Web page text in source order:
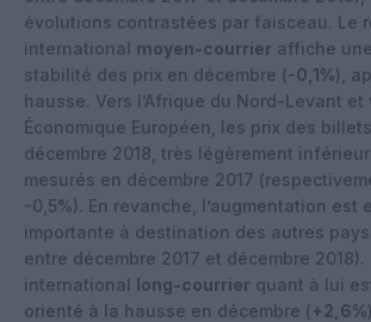
évolutions contrastées par faisceau. Le
international moyen-courrier affiche
stabilité des prix en décembre (-0,1%),
hausse. Vers l’Afrique du Nord-Levant et
Économique Européen, les prix des
décembre 2018, très légèrement
mesurés en décembre 2017
-0,5%). En revanche, l’augmentation est
importante à destination des autres pays
entre décembre 2017 et décembre 2018).
international long-courrier quant à lui
orienté à la hausse en décembre (+2,6%